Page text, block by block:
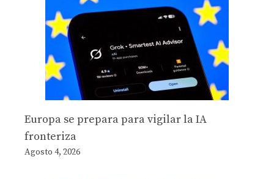
Europa se prepara para vigilar la IA
fronteriza
Agosto 4, 2026